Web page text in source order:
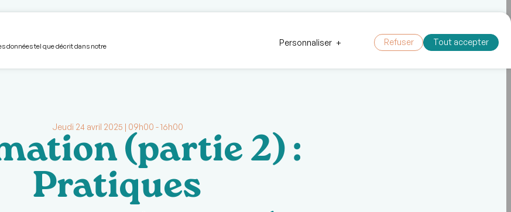
Jeudi 24 avril 2025 | 09h00 - 16h00(partie 2) :
Pratiques
données tel que décrit dans notre
Personnaliser + Refuser Tout accepter